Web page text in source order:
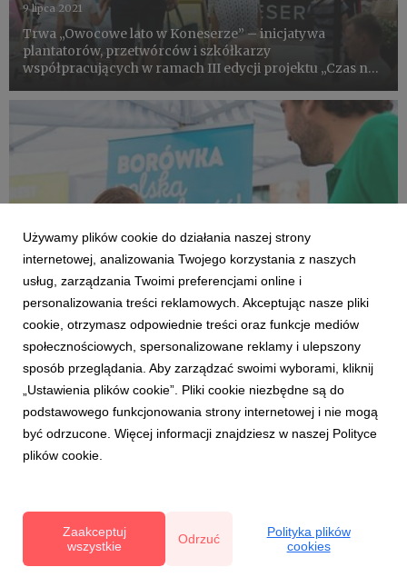
9 lipca 2021
Trwa „Owocowe lato w Koneserze” – inicjatywa
plantatorów, przetwórców i szkółkarzy
współpracujących w ramach III edycji projektu „Czas na
producentów, dla dzieci możliwość zrywania owoców
prosto z krzewów (hit w centrum ...
OWOCOWE LATO W KONESERZE
W sobotę 17 lipca druga edycja owocowego
targu w Koneserze
6 lipca 2021
Zapraszamy na owocowy targ i zakupy prosto od
plantatorów i przetwórców. W roli głównej borówka,
czerwona porzeczka, agrest, maliny, truskawki, jeżyny,
pola na ta...
Używamy plików cookie do działania naszej strony
internetowej, analizowania Twojego korzystania z naszych
usług, zarządzania Twoimi preferencjami online i
personalizowania treści reklamowych. Akceptując nasze pliki
cookie, otrzymasz odpowiednie treści oraz funkcje mediów
społecznościowych, spersonalizowane reklamy i ulepszony
sposób przeglądania. Aby zarządzać swoimi wyborami, kliknij
„Ustawienia plików cookie”. Pliki cookie niezbędne są do
podstawowego funkcjonowania strony internetowej i nie mogą
być odrzucone. Więcej informacji znajdziesz w naszej Polityce
plików cookie.
Zaakceptuj
wszystkie
Odrzuć
Polityka plików
cookies